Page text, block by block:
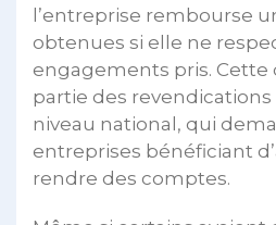
l’entreprise rembourse
obtenues si elle ne
engagements pris. Cette
partie des revendications
niveau national, qui
entreprises bénéficiant
rendre des comptes.